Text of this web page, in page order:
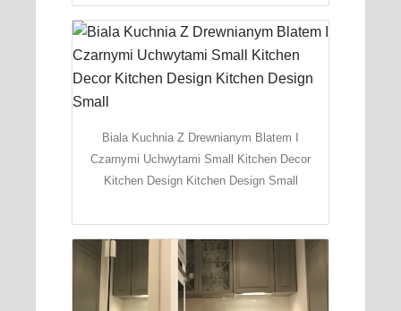
Biala Kuchnia Z Drewnianym Blatem I
Czarnymi Uchwytami Small Kitchen Decor
Kitchen Design Kitchen Design Small